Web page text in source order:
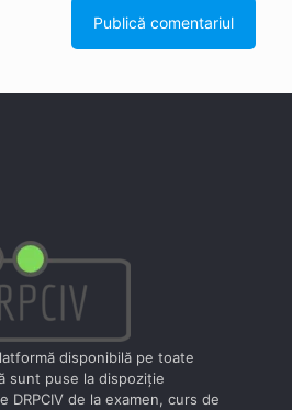
disponibilă pe toate
sunt puse la dispoziţie
DRPCIV de la examen, curs de